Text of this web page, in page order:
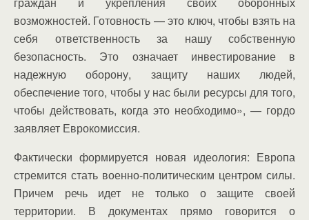
возможностей. Готовность — это ключ, чтобы взять на
себя ответственность за нашу собственную
безопасность. Это означает инвестирование в
надежную оборону, защиту наших людей,
обеспечение того, чтобы у нас были ресурсы для того,
чтобы действовать, когда это необходимо», — гордо
заявляет Еврокомиссия.
Фактически формируется новая идеология: Европа
стремится стать военно-политическим центром силы.
Причем речь идет не только о защите своей
территории. В документах прямо говорится о